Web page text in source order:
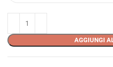
AGGIUNGI